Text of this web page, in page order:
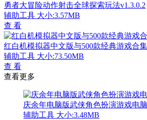
勇者大冒险动作射击全球探索玩法v1.3.0.2
辅助工具 大小:3.57MB
查 看
红白机模拟器中文版与500款经典游戏合
辅助工具 大小:73.50MB
查 看
查看更多
庆余年电脑版武侠角色扮演游戏电
辅助工具 大小:3.48MB